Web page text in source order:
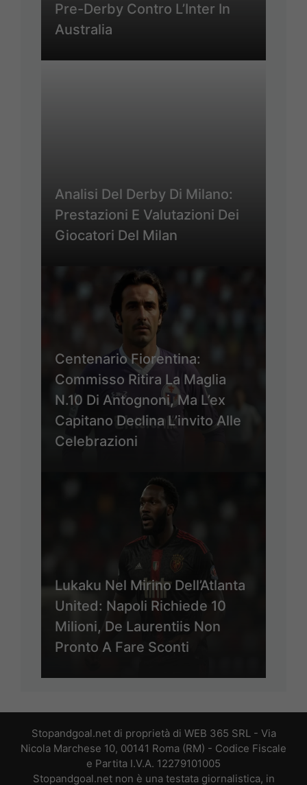
Pre-Derby Contro L’Inter In
Australia
Analisi Del Derby Di Milano:
Prestazioni E Valutazioni Dei
Giocatori Del Milan
Centenario Fiorentina:
Commisso Ritira La Maglia
N.10 Di Antognoni, Ma L’ex
Capitano Declina L’invito Alle
Celebrazioni
Lukaku Nel Mirino Dell’Atlanta
United: Napoli Richiede 10
Milioni, De Laurentiis Non
Pronto A Fare Sconti
Stopandgoal.net di proprietà di WEB 365 SRL - Via
Nicola Marchese 10, 00141 Roma (RM) - Codice Fiscale
e Partita I.V.A. 12279101005
Stopandgoal.net non è una testata giornalistica, in